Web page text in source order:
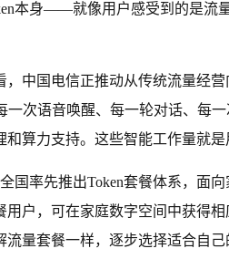
本身——就像用户感受到的是流
中国电信正推动从传统流量经营
次语音唤醒、每一轮对话、每
算力支持。这些智能工作量就是
国率先推出Token套餐体系，面
用户，可在家庭数字空间中获得
量套餐一样，逐步选择适合自己